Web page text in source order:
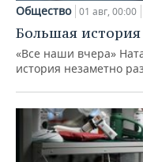
Общество 01 авг, 00:00
Большая
«Все наши вчера»
история незаметно